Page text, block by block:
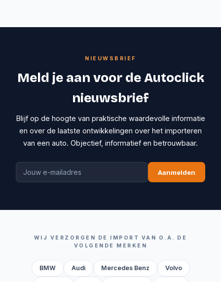
NIEUWSBRIEF
Meld je aan voor de Autoclick
nieuwsbrief
Blijf op de hoogte van praktische waardevolle informatie
en over de laatste ontwikkelingen over het importeren
van een auto. Objectief, informatief en betrouwbaar.
Aanmelden
WIJ VERZORGEN DE IMPORT VAN O.A. DE
VOLGENDE MERKEN
BMW Audi Mercedes Benz Volvo